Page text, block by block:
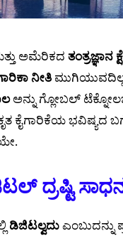
ಅಮೆರಿಕದತಂತ್ರಜ್ಞಾನ
ನೀತಿ
ಅನ್ನು ಗ್ಲೋಬಲ್
ಕೈಗಾರಿಕೆಯ ಭವಿಷ್ಯದ
ಸಾಧನ
ಡಿಜಿಟಲ್ವದುಎಂಬುದನ್ನು